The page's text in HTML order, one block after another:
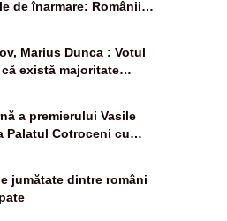
de înarmare: Românii
achiziții și un echilibru
Marius Dunca : Votul
există majoritate
a premierului Vasile
Palatul Cotroceni cu
Dan
jumătate dintre români